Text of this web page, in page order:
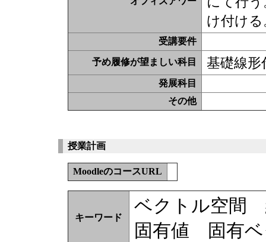
け付ける
受講要件
予め履修が望ましい科目 基礎線形
発展科目
その他
授業計画
MoodleのコースURL
キーワード
ベクトル空
固有値 固有